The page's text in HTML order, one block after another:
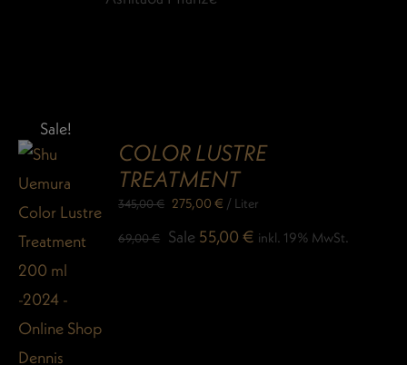
Sale!
COLOR LUSTRE
TREATMENT
345,00€ 275,00€ / Liter
69,00€
Ursprünglicher
Sale 55,00€ Aktueller
inkl. 19% MwSt.